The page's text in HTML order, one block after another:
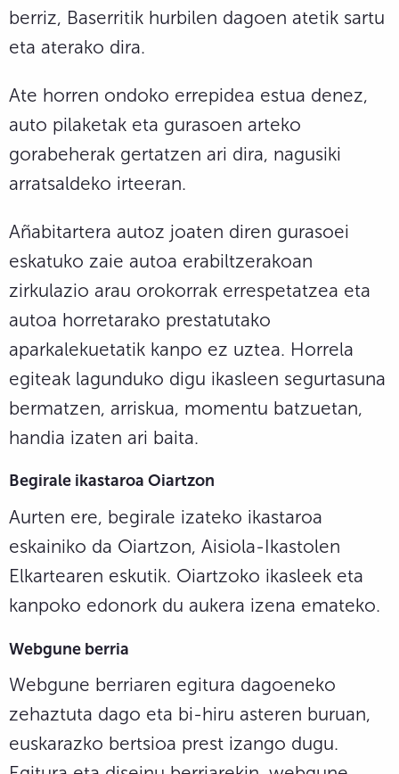
berriz, Baserritik hurbilen dagoen atetik sartu
eta aterako dira.
Ate horren ondoko errepidea estua denez,
auto pilaketak eta gurasoen arteko
gorabeherak gertatzen ari dira, nagusiki
arratsaldeko irteeran.
Añabitartera autoz joaten diren gurasoei
eskatuko zaie autoa erabiltzerakoan
zirkulazio arau orokorrak errespetatzea eta
autoa horretarako prestatutako
aparkalekuetatik kanpo ez uztea. Horrela
egiteak lagunduko digu ikasleen segurtasuna
bermatzen, arriskua, momentu batzuetan,
handia izaten ari baita.
Begirale ikastaroa Oiartzon
Aurten ere, begirale izateko ikastaroa
eskainiko da Oiartzon, Aisiola-Ikastolen
Elkartearen eskutik. Oiartzoko ikasleek eta
kanpoko edonork du aukera izena emateko.
Webgune berria
Webgune berriaren egitura dagoeneko
zehaztuta dago eta bi-hiru asteren buruan,
euskarazko bertsioa prest izango dugu.